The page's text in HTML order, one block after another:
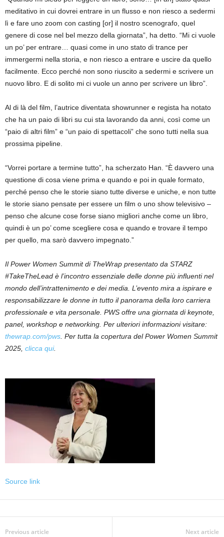
meditativo in cui dovrei entrare in un flusso e non riesco a sedermi
lì e fare uno zoom con casting [or] il nostro scenografo, quel
genere di cose nel bel mezzo della giornata”, ha detto. “Mi ci vuole
un po’ per entrare… quasi come in uno stato di trance per
immergermi nella storia, e non riesco a entrare e uscire da quello
facilmente. Ecco perché non sono riuscito a sedermi e scrivere un
nuovo libro. E di solito mi ci vuole un anno per scrivere un libro”.
Al di là del film, l’autrice diventata showrunner e regista ha notato
che ha un paio di libri su cui sta lavorando da anni, così come un
“paio di altri film” e “un paio di spettacoli” che sono tutti nella sua
prossima pipeline.
“Vorrei portare a termine tutto”, ha scherzato Han. “È davvero una
questione di cosa viene prima e quando e poi in quale formato,
perché penso che le storie siano tutte diverse e uniche, e non tutte
le storie siano pensate per essere un film o uno show televisivo –
penso che alcune cose forse siano migliori anche come un libro,
quindi è un po’ come scegliere cosa e quando e trovare il tempo
per quello, ma sarò davvero impegnato.”
Il Power Women Summit di TheWrap presentato da STARZ
#TakeTheLead è l’incontro essenziale delle donne più influenti nel
mondo dell’intrattenimento e dei media. L’evento mira a ispirare e
responsabilizzare le donne in tutto il panorama della loro carriera
professionale e vita personale. PWS offre una giornata di keynote,
panel, workshop e networking. Per ulteriori informazioni visitare:
thewrap.com/pws. Per tutta la copertura del Power Women Summit
2025, clicca qui.
Source link
Previous article Next article